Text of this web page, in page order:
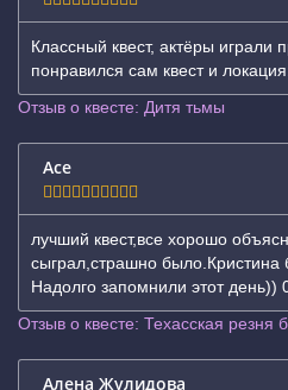
Классный квест, актёры играли
понравился сам квест и
Отзыв о квесте: Дитя тьмы
Ace
лучший квест,все хорошо
сыграл,страшно было.Кристина
Надолго запомнили этот день))
Отзыв о квесте: Техасская резня
Алена Жулидова